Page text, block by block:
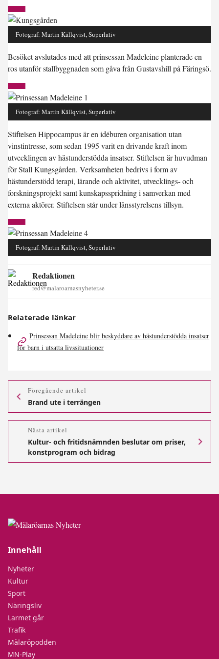
Fotograf: Martin Källqvist, Superlativ
Besöket avslutades med att prinsessan Madeleine planterade en
ros utanför stallbyggnaden som gåva från Gustavshill på Färingsö.
Fotograf: Martin Källqvist, Superlativ
Stiftelsen Hippocampus är en idéburen organisation utan
vinstintresse, som sedan 1995 varit en drivande kraft inom
utvecklingen av hästunderstödda insatser. Stiftelsen är huvudman
för Stall Kungsgården. Verksamheten bedrivs i form av
hästunderstödd terapi, lärande och aktivitet, utvecklings- och
forskningsprojekt samt kunskapsspridning i samverkan med
externa aktörer. Stiftelsen står under länsstyrelsens tillsyn.
Fotograf: Martin Källqvist, Superlativ
Redaktionen
red@malaroarnasnyheter.se
Relaterade länkar
Prinsessan Madeleine blir beskyddare av hästunderstödda insatser
för barn i utsatta livssituationer
Föregående artikel
Brand ute i terrängen
Nästa artikel
Kultur- och fritidsnämnden beslutar om priser,
konstprogram och bidrag
Innehåll
Nyheter
Kultur
Sport
Näringsliv
Larmet går
Trafik
Mälaröpodden
MN-Play